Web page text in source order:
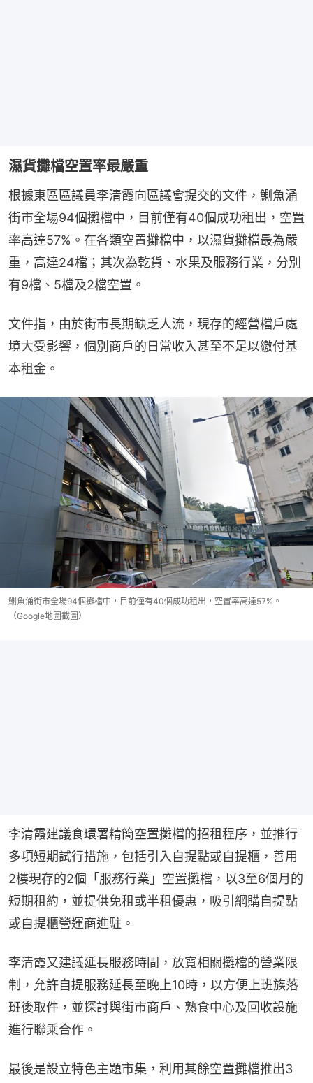
濕貨攤檔空置率最嚴重
根據東區區議員李清霞向區議會提交的文件，鰂魚涌
街市全場94個攤檔中，目前僅有40個成功租出，空置
率高達57%。在各類空置攤檔中，以濕貨攤檔最為嚴
重，高達24檔；其次為乾貨、水果及服務行業，分別
有9檔、5檔及2檔空置。
文件指，由於街市長期缺乏人流，現存的經營檔戶處
境大受影響，個別商戶的日常收入甚至不足以繳付基
本租金。
鰂魚涌街市全場94個攤檔中，目前僅有40個成功租出，空置率高達57%。
（Google地圖截圖）
李清霞建議食環署精簡空置攤檔的招租程序，並推行
多項短期試行措施，包括引入自提點或自提櫃，善用
2樓現存的2個「服務行業」空置攤檔，以3至6個月的
短期租約，並提供免租或半租優惠，吸引網購自提點
或自提櫃營運商進駐。
李清霞又建議延長服務時間，放寬相關攤檔的營業限
制，允許自提服務延長至晚上10時，以方便上班族落
班後取件，並探討與街市商戶、熟食中心及回收設施
進行聯乘合作。
最後是設立特色主題市集，利用其餘空置攤檔推出3